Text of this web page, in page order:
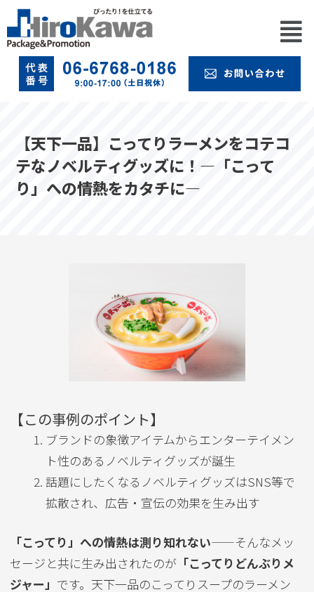
【天下一品】こってりラーメンをコテコ
テなノベルティグッズに！—「こって
り」への情熱をカタチに—
【この事例のポイント】
ブランドの象徴アイテムからエンターテイメン
ト性のあるノベルティグッズが誕生
話題にしたくなるノベルティグッズはSNS等で
拡散され、広告・宣伝の効果を生み出す
「こってり」への情熱は測り知れない——そんなメッ
セージと共に生み出されたのが「こってりどんぶりメ
ジャー」 です。天下一品のこってりスープのラーメン